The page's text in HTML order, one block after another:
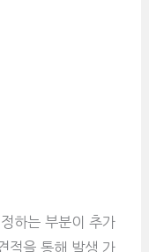
하는 부분이 추가
적을 통해 발생 가